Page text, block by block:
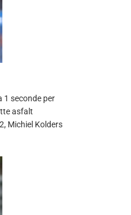
1 seconde per
asfalt
Michiel Kolders